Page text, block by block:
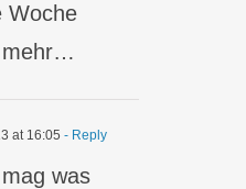
Woche
mehr…
at 16:05 - Reply
was